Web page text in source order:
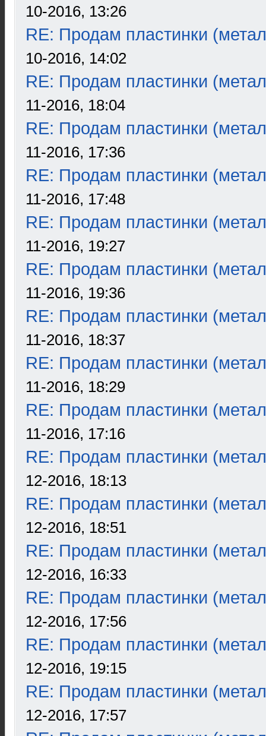
10-2016, 13:26
RE: Продам пластинки
10-2016, 14:02
RE: Продам пластинки
11-2016, 18:04
RE: Продам пластинки
11-2016, 17:36
RE: Продам пластинки
11-2016, 17:48
RE: Продам пластинки
11-2016, 19:27
RE: Продам пластинки
11-2016, 19:36
RE: Продам пластинки
11-2016, 18:37
RE: Продам пластинки
11-2016, 18:29
RE: Продам пластинки
11-2016, 17:16
RE: Продам пластинки
12-2016, 18:13
RE: Продам пластинки
12-2016, 18:51
RE: Продам пластинки
12-2016, 16:33
RE: Продам пластинки
12-2016, 17:56
RE: Продам пластинки
12-2016, 19:15
RE: Продам пластинки
12-2016, 17:57